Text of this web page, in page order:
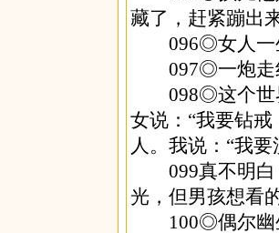
藏了，赶紧蹦出
096◎女人一生
097◎一炮走
098◎这个世界
女说：“我要钻
人。我说：“我
099真不明白
光，但男孩想看
100◎偶尔幽生